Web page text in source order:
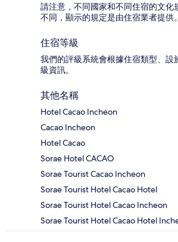
請注意，不同國家和不同住宿的文化
不同，顯示的規定是由住宿業者提供。
住宿等級
我們的評級系統會根據住宿類型、設
級資訊。
其他名稱
Hotel Cacao Incheon
Cacao Incheon
Hotel Cacao
Sorae Hotel CACAO
Sorae Tourist Cacao Incheon
Sorae Tourist Hotel Cacao Hotel
Sorae Tourist Hotel Cacao Incheon
Sorae Tourist Hotel Cacao Hotel